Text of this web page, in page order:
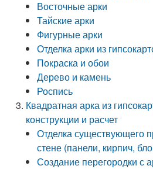
Восточные арки
Тайские арки
Фигурные арки
Отделка арки из
Покраска и обои
Дерево и камень
Роспись
Квадратная арка из
конструкции и расчет
Отделка существующего
стене (панели, кирпич,
Создание перегородки с